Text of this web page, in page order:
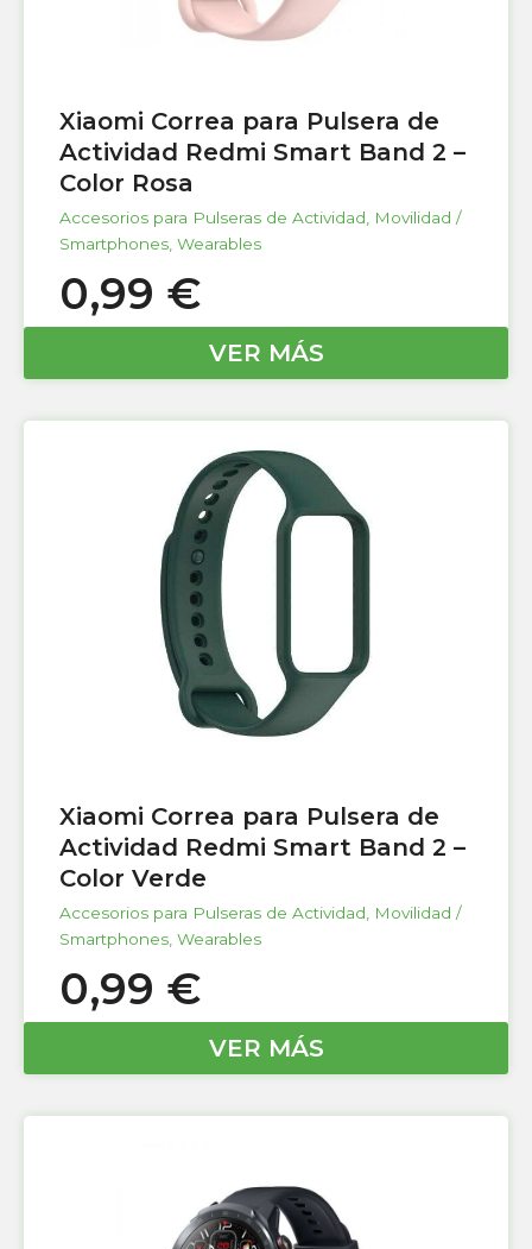
Xiaomi Correa para Pulsera de
Actividad Redmi Smart Band 2 –
Color Rosa
Accesorios para Pulseras de Actividad
Movilidad /
Smartphones Wearables
0,99 €
VER MÁS
Xiaomi Correa para Pulsera de
Actividad Redmi Smart Band 2 –
Color Verde
Accesorios para Pulseras de Actividad, Movilidad /
Smartphones, Wearables
0,99 €
VER MÁS